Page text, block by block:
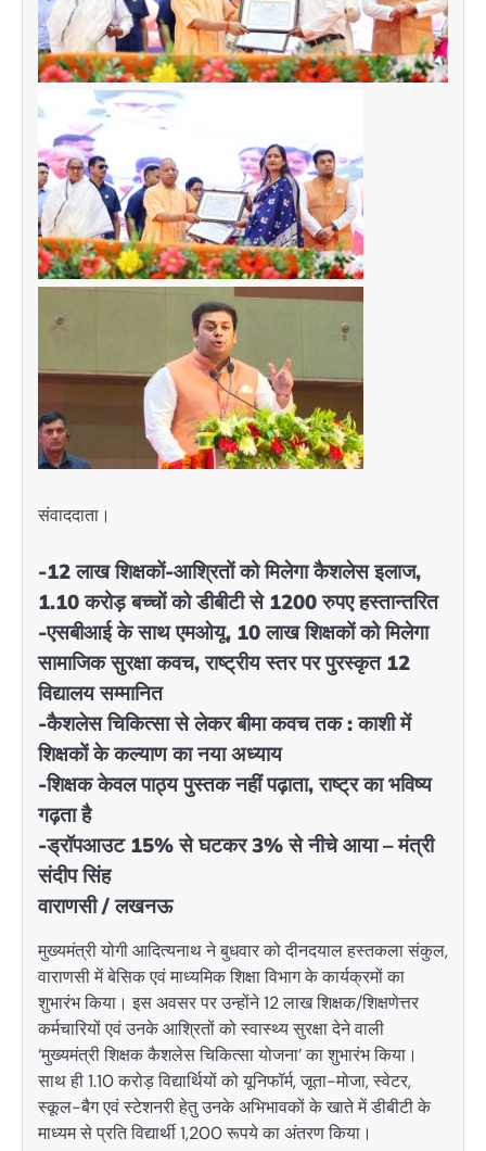
संवाददाता।
-12 लाख शिक्षकों-आश्रितों को मिलेगा कैशलेस इलाज,
1.10 करोड़ बच्चों को डीबीटी से 1200 रुपए हस्तान्तरित
-एसबीआई के साथ एमओयू, 10 लाख शिक्षकों को मिलेगा
सामाजिक सुरक्षा कवच, राष्ट्रीय स्तर पर पुरस्कृत 12
विद्यालय सम्मानित
-कैशलेस चिकित्सा से लेकर बीमा कवच तक : काशी में
शिक्षकों के कल्याण का नया अध्याय
-शिक्षक केवल पाठ्य पुस्तक नहीं पढ़ाता, राष्ट्र का भविष्य
गढ़ता है
-ड्रॉपआउट 15% से घटकर 3% से नीचे आया – मंत्री
संदीप सिंह
वाराणसी / लखनऊ
मुख्यमंत्री योगी आदित्यनाथ ने बुधवार को दीनदयाल हस्तकला संकुल,
वाराणसी में बेसिक एवं माध्यमिक शिक्षा विभाग के कार्यक्रमों का
शुभारंभ किया। इस अवसर पर उन्होंने 12 लाख शिक्षक/शिक्षणेत्तर
कर्मचारियों एवं उनके आश्रितों को स्वास्थ्य सुरक्षा देने वाली
‘मुख्यमंत्री शिक्षक कैशलेस चिकित्सा योजना’ का शुभारंभ किया।
साथ ही 1.10 करोड़ विद्यार्थियों को यूनिफॉर्म, जूता-मोजा, स्वेटर,
स्कूल-बैग एवं स्टेशनरी हेतु उनके अभिभावकों के खाते में डीबीटी के
माध्यम से प्रति विद्यार्थी 1,200 रूपये का अंतरण किया।